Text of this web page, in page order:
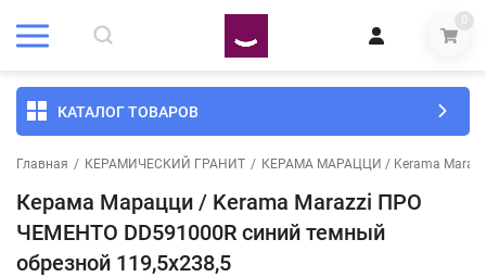
0
КАТАЛОГ ТОВАРОВ
Главная / КЕРАМИЧЕСКИЙ ГРАНИТ / КЕРАМА МАРАЦЦИ / Kerama
Керама Марацци / Kerama Marazzi ПРО
ЧЕМЕНТО DD591000R синий темный
обрезной 119,5x238,5